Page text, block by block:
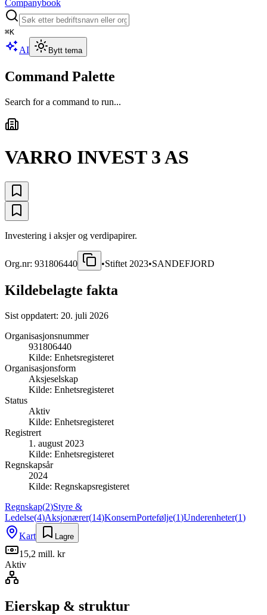
Companybook
⌘K
AI Bytt tema
Command Palette
Search for a command to run...
VARRO INVEST 3 AS
Investering i aksjer og verdipapirer.
Org.nr: 931806440 •Stiftet 2023•SANDEFJORD
Kildebelagte fakta
Sist oppdatert: 20. juli 2026
Organisasjonsnummer
931806440
Kilde: Enhetsregisteret
Organisasjonsform
Aksjeselskap
Kilde: Enhetsregisteret
Status
Aktiv
Kilde: Enhetsregisteret
Registrert
1. august 2023
Kilde: Enhetsregisteret
Regnskapsår
2024
Kilde: Regnskapsregisteret
Regnskap(2)Styre &
Ledelse(4)Aksjonærer(14)KonsernPortefølje(1)Underenheter(1)
Kart
Lagre
15,2 mill. kr
Aktiv
Eierskap & struktur